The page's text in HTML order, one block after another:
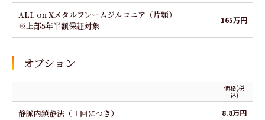
ALL on Xメタルフレームジルコニア（片顎）
※上部5年半額保証対象
165万円
オプション
価格(税
込)
静脈内鎮静法（１回につき） 8.8万円